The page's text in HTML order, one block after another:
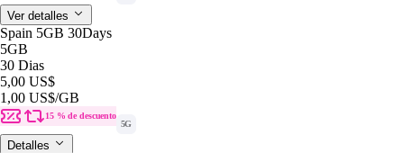
Ver detalles
Spain 5GB 30Days
5GB
30 Dias
5,00 US$
1,00 US$/GB
15 % de descuento
5G
Detalles